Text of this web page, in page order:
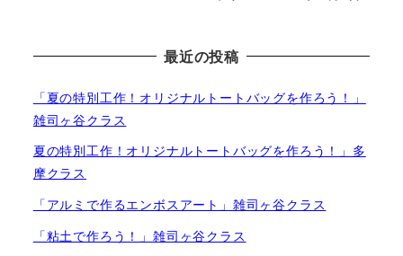
投稿日
最近の投稿
「夏の特別工作！オリジナルトートバッグを作ろう！」
雑司ヶ谷クラス
夏の特別工作！オリジナルトートバッグを作ろう！」多
摩クラス
「アルミで作るエンボスアート」雑司ヶ谷クラス
「粘土で作ろう！」雑司ヶ谷クラス